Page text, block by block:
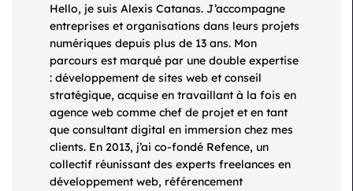
Hello, je suis Alexis Catanas. J’accompagne
entreprises et organisations dans leurs projets
numériques depuis plus de 13 ans. Mon
parcours est marqué par une double expertise
: développement de sites web et conseil
stratégique, acquise en travaillant à la fois en
agence web comme chef de projet et en tant
que consultant digital en immersion chez mes
clients. En 2013, j’ai co-fondé Refence, un
collectif réunissant des experts freelances en
développement web, référencement